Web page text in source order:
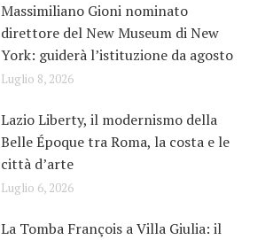
Massimiliano Gioni nominato
direttore del New Museum di New
York: guiderà l’istituzione da agosto
Luglio 8, 2026
Lazio Liberty, il modernismo della
Belle Époque tra Roma, la costa e le
città d’arte
Luglio 6, 2026
La Tomba François a Villa Giulia: il